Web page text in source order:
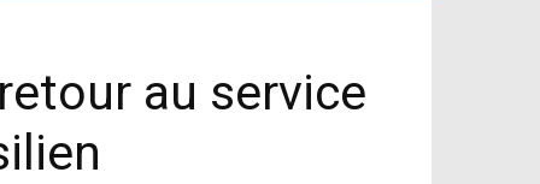
au service